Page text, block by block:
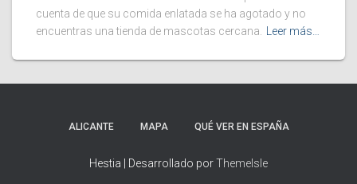
cuenta de que su comida enlatada se ha agotado y no
encuentras una tienda de mascotas cercana.
Leer más…
ALICANTE MAPA QUÉ VER EN ESPAÑA
Hestia | Desarrollado porThemeIsle